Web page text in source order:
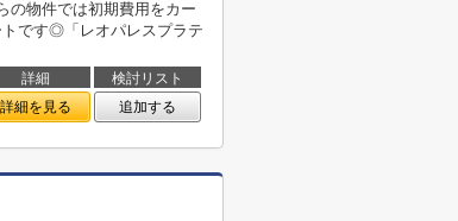
の物件では初期費用をカー
です◎「レオパレスプラテ
詳細
検討リスト
詳細を見る 追加する